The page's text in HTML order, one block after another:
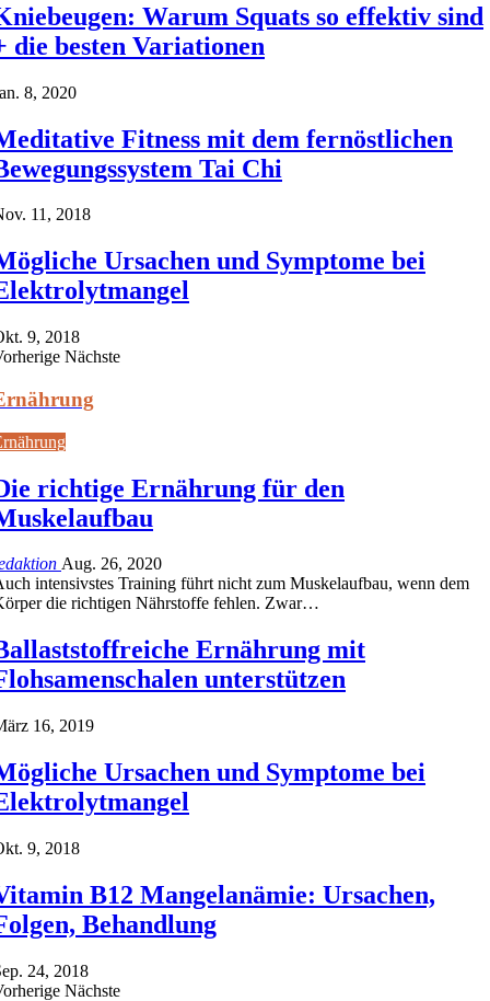
Warum Squats so effektiv sind
die besten Variationen
8, 2020
Fitness mit dem fernöstlichen
Tai Chi
11, 2018
Ursachen und Symptome bei
9, 2018
Nächste
richtige Ernährung für den
Aug. 26, 2020
intensivstes Training führt nicht zum Muskelaufbau, wenn dem
die richtigen Nährstoffe fehlen. Zwar…
Ernährung mit
unterstützen
16, 2019
Ursachen und Symptome bei
9, 2018
B12 Mangelanämie: Ursachen,
Behandlung
24, 2018
Nächste